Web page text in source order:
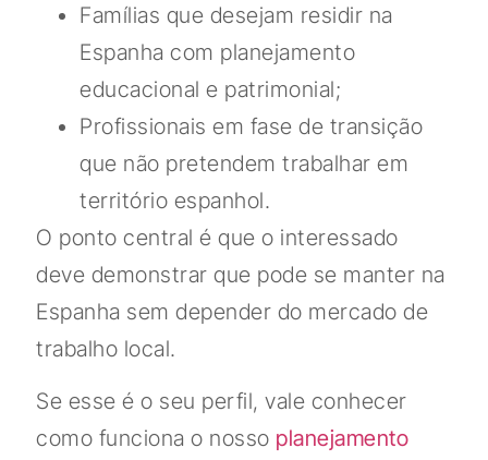
Famílias que desejam residir na
Espanha com planejamento
educacional e patrimonial;
Profissionais em fase de transição
que não pretendem trabalhar em
território espanhol.
O ponto central é que o interessado
deve demonstrar que pode se manter na
Espanha sem depender do mercado de
trabalho local.
Se esse é o seu perfil, vale conhecer
como funciona o nosso planejamento